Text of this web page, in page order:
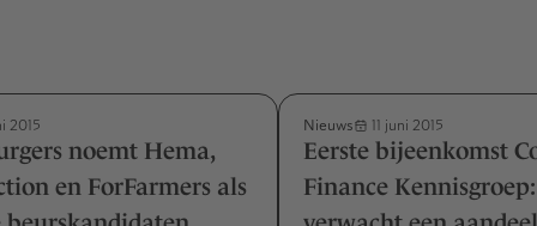
2015
noemt Hema,
en ForFarmers als
Nieuws 11 juni 2015
Eerste bijeenkomst
Finance